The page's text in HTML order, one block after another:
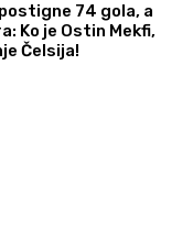
74 gola, a
Ko je Ostin Mekfi,
Čelsija!